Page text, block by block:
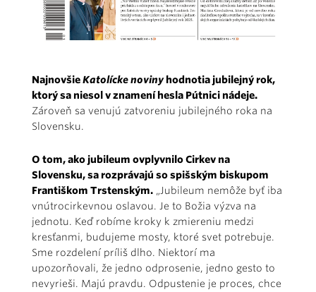
NajnovšieKatolícke novinyhodnotia jubilejný rok,
ktorý sa niesol v znamení hesla Pútnici nádeje.
Zároveň sa venujú zatvoreniu jubilejného roka na
Slovensku.
O tom, ako jubileum ovplyvnilo Cirkev na
Slovensku, sa rozprávajú so spišským biskupom
Františkom Trstenským. „Jubileum nemôže byť iba
vnútrocirkevnou oslavou. Je to Božia výzva na
jednotu. Keď robíme kroky k zmiereniu medzi
kresťanmi, budujeme mosty, ktoré svet potrebuje.
Sme rozdelení príliš dlho. Niektorí ma
upozorňovali, že jedno odprosenie, jedno gesto to
nevyrieši. Majú pravdu. Odpustenie je proces, chce